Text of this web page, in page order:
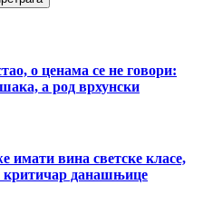
о ценама се не говори:
а род врхунски
имати вина светске класе,
критичар данашњице